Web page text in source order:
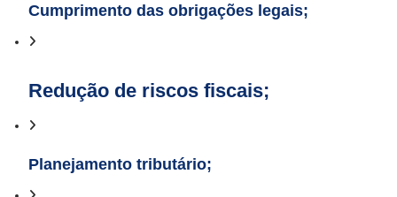
Cumprimento das obrigações legais;
Redução de riscos fiscais;
Planejamento tributário;